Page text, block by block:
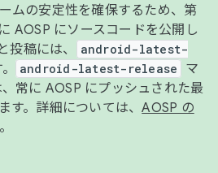
ムの安定性を確保するため、第
AOSP にソースコードを公開し
投稿には、
android-latest-
android-latest-release
マ
常に AOSP にプッシュされた最
す。詳細については、AOSP の